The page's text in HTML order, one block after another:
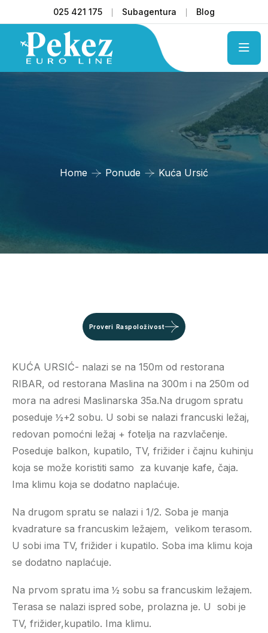
025 421 175 Subagentura Blog
Home Ponude Kuća Ursić
Proveri Raspoloživost
KUĆA URSIĆ- nalazi se na 150m od restorana
RIBAR, od restorana Maslina na 300m i na 250m od
mora na adresi Maslinarska 35a.Na drugom spratu
poseduje ½+2 sobu. U sobi se nalazi francuski ležaj,
redovan pomoćni ležaj + fotelja na razvlačenje.
Poseduje balkon, kupatilo, TV, frižider i čajnu kuhinju
koja se može koristiti samo za kuvanje kafe, čaja.
Ima klimu koja se dodatno naplaćuje.
Na drugom spratu se nalazi i 1/2. Soba je manja
kvadrature sa francuskim ležajem, velikom terasom.
U sobi ima TV, frižider i kupatilo. Soba ima klimu koja
se dodatno naplaćuje.
Na prvom spratu ima ½ sobu sa francuskim ležajem.
Terasa se nalazi ispred sobe, prolazna je. U sobi je
TV, frižider,kupatilo. Ima klimu.